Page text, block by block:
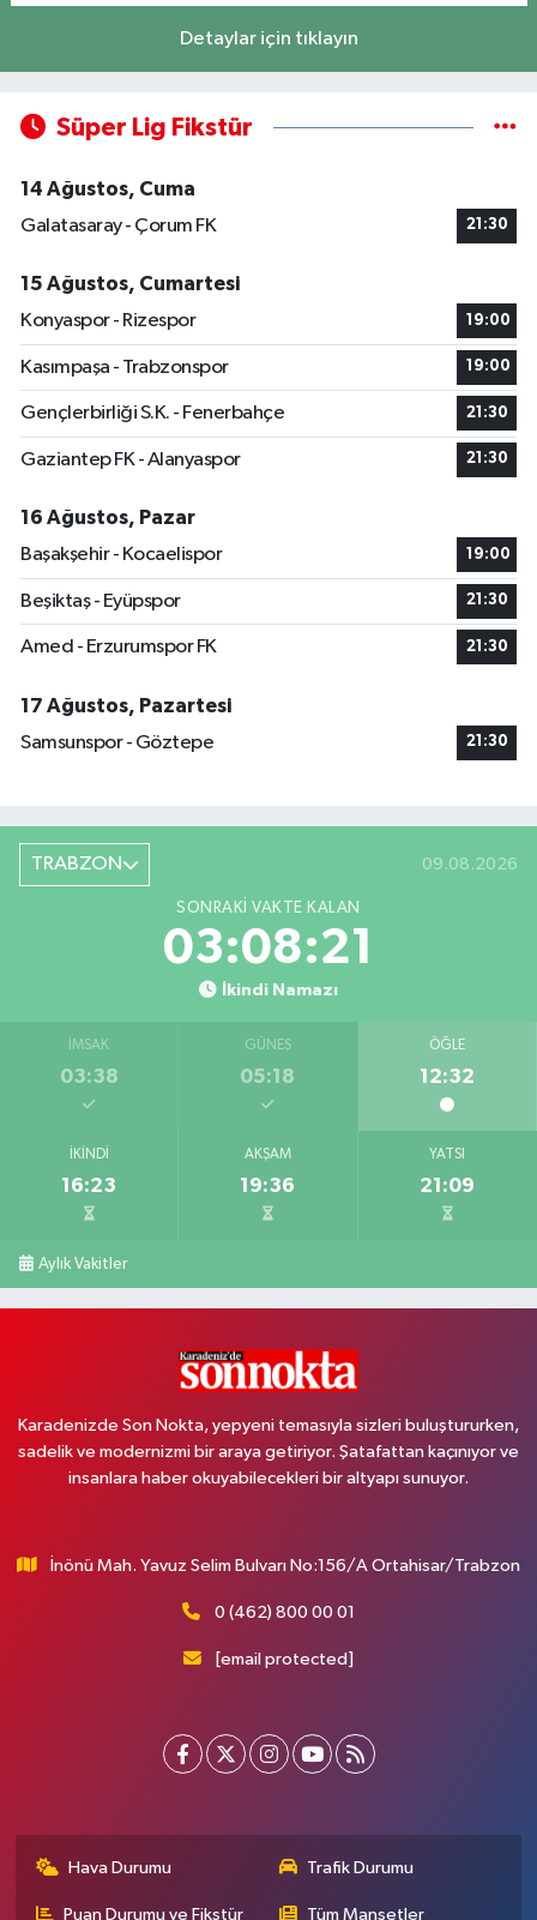
Detaylar için tıklayın
Süper Lig Fikstür
14 Ağustos, Cuma
Galatasaray - Çorum FK
21:30
15 Ağustos, Cumartesi
Konyaspor - Rizespor
19:00
Kasımpaşa - Trabzonspor 19:00
Gençlerbirliği S.K. - Fenerbahçe 21:30
Gaziantep FK - Alanyaspor 21:30
16 Ağustos, Pazar
Başakşehir - Kocaelispor
19:00
Beşiktaş - Eyüpspor 21:30
Amed - Erzurumspor FK 21:30
17 Ağustos, Pazartesi
Samsunspor - Göztepe
21:30
TRABZON 09.08.2026
SONRAKI VAKTE KALAN
03:08:20
İkindi Namazı
İMSAK
03:38
GÜNEŞ
05:18
ÖĞLE
12:32
İKINDI
16:23
AKŞAM
19:36
YATSI
21:09
Aylık Vakitler
Karadenizde Son Nokta, yepyeni temasıyla sizleri buluştururken,
sadelik ve modernizmi bir araya getiriyor. Şatafattan kaçınıyor ve
insanlara haber okuyabilecekleri bir altyapı sunuyor.
İnönü Mah. Yavuz Selim Bulvarı No:156/A Ortahisar/Trabzon
0 (462) 800 00 01
[email protected]
Hava Durumu Trafik Durumu
Puan Durumu ve Fikstür Tüm Manşetler